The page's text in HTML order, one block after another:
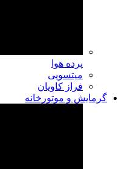
پرده هوا
میتسویی
فراز کاویان
گرمایش و موتورخانه